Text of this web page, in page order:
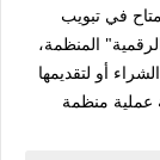
في تبويب
المنظمة،
أو لتقديمها
عملية منظمة